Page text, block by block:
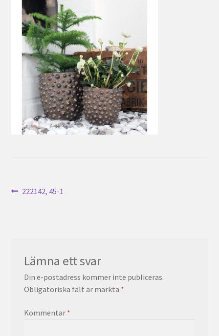
Inläggsnavigering
Föregående
222142, 45-1
Lämna ett svar
Din e-postadress kommer inte publiceras.
Obligatoriska fält är märkta *
Kommentar *